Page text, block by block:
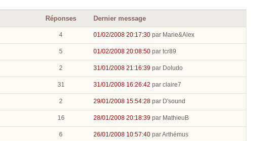
Réponses Dernier message
4 01/02/2008 20:17:30 par Marie&Alex
5 01/02/2008 20:08:50 par tcr89
2 31/01/2008 21:16:39 par Doludo
31 31/01/2008 16:26:42 par claire7
2 29/01/2008 15:54:28 par D'sound
16 28/01/2008 20:18:39 par MathieuB
6 26/01/2008 10:57:40 par Arthémus